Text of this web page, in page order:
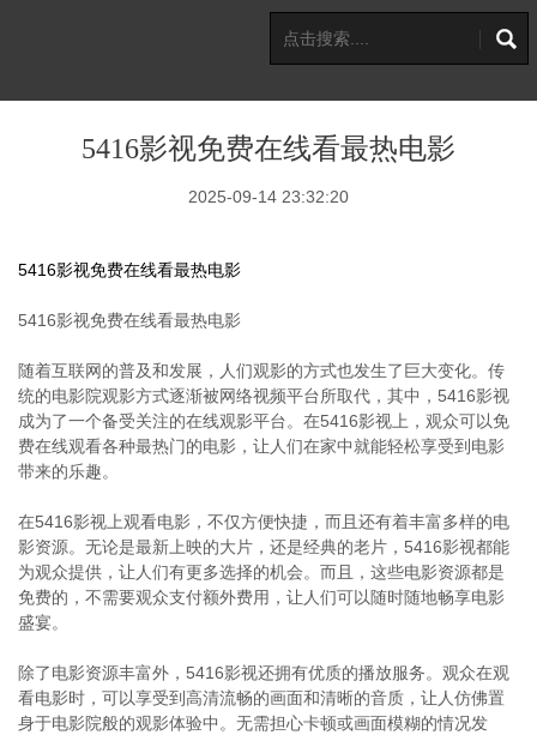
5416影视免费在线看最热电影
2025-09-14 23:32:20
5416影视免费在线看最热电影
5416影视免费在线看最热电影
随着互联网的普及和发展，人们观影的方式也发生了巨大变化。传
统的电影院观影方式逐渐被网络视频平台所取代，其中，5416影视
成为了一个备受关注的在线观影平台。在5416影视上，观众可以免
费在线观看各种最热门的电影，让人们在家中就能轻松享受到电影
带来的乐趣。
在5416影视上观看电影，不仅方便快捷，而且还有着丰富多样的电
影资源。无论是最新上映的大片，还是经典的老片，5416影视都能
为观众提供，让人们有更多选择的机会。而且，这些电影资源都是
免费的，不需要观众支付额外费用，让人们可以随时随地畅享电影
盛宴。
除了电影资源丰富外，5416影视还拥有优质的播放服务。观众在观
看电影时，可以享受到高清流畅的画面和清晰的音质，让人仿佛置
身于电影院般的观影体验中。无需担心卡顿或画面模糊的情况发